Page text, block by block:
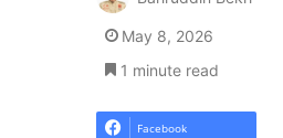
May 8, 2026
1 minute read
Facebook